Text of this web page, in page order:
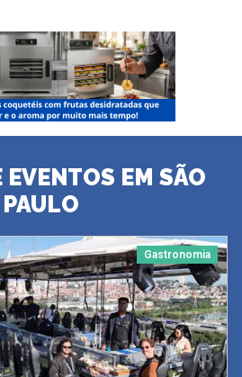
EVENTOS EM SÃO
PAULO
Gastronomia